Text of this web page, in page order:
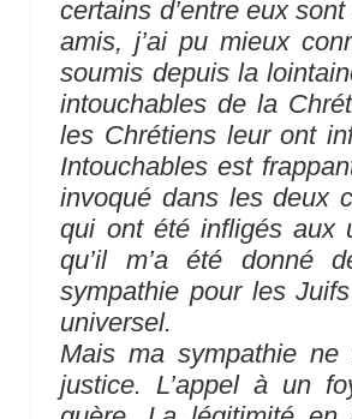
certains d’entre eux
amis, j’ai pu mieux
soumis depuis la
intouchables de la
les Chrétiens leur ont
Intouchables est
invoqué dans les deux
qui ont été infligés aux
qu’il m’a été donné
sympathie pour les
universel.
Mais ma sympathie
justice. L’appel à un